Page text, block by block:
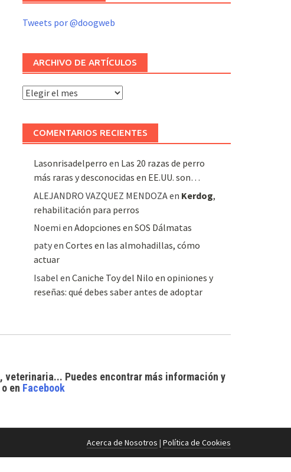
Tweets por @doogweb
ARCHIVO DE ARTÍCULOS
Archivo
artículos
COMENTARIOS RECIENTES
Lasonrisadelperro en Las 20 razas de perro
más raras y desconocidas en EE.UU. son…
ALEJANDRO VAZQUEZ MENDOZAen Kerdog,
rehabilitación para perros
Noemi en Adopciones en SOS Dálmatas
patyen Cortes en las almohadillas, cómo
actuar
Isabel en Caniche Toy del Nilo en opiniones y
reseñas: qué debes saber antes de adoptar
veterinaria... Puedes encontrar más información y
en Facebook
Acerca de Nosotros | Política de Cookies